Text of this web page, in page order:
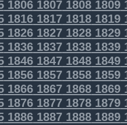
1806180718081809
1816181718181819
1826182718281829
1836183718381839
1846184718481849
1856185718581859
1866186718681869
1876187718781879
1886188718881889